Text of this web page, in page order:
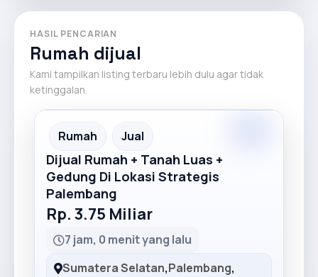
HASIL PENCARIAN
Rumah dijual
Kami tampilkan listing terbaru lebih dulu agar tidak
ketinggalan.
Recommended
Rumah Jual
Dijual Rumah + Tanah Luas +
Gedung Di Lokasi Strategis
Palembang
Rp. 3.75 Miliar
7 jam, 0 menit yang lalu
Sumatera Selatan,Palembang,